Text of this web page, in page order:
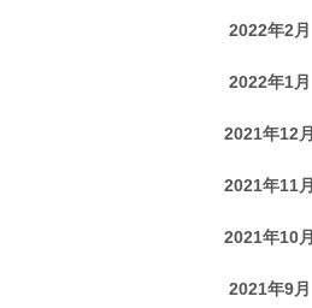
2022年2月
2022年1月
2021年12月
2021年11月
2021年10月
2021年9月